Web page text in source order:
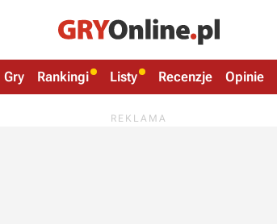
Gry Rankingi Listy Recenzje Opinie